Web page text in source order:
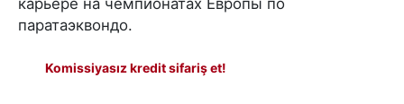
паратаэквондо.
Komissiyasız kredit sifariş et!